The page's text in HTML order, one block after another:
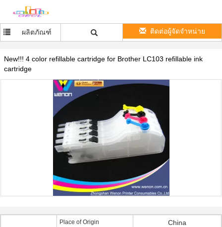
ผลิตภัณฑ์ ติดต่อผู้จัดจำหน่าย
New!!! 4 color refillable cartridge for Brother LC103 refillable ink
cartridge
Place of Origin China